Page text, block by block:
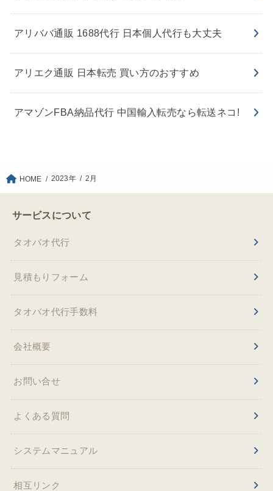
アリババ通販 1688代行 日本個人代行も大丈夫
アリエク通販 日本転売 買い方のおすすめ
アマゾンFBA納品代行 中国輸入転売なら転送ネコ!
HOME 2023年 2月
サービスについて
タオバオ代行
見積もりフォーム
タオバオ代行手数料
会社概要
お問い合せ
よくある質問
システムマニュアル
相互リンク